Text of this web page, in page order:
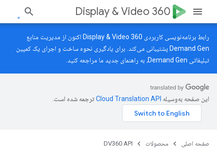
Display & Video 360
رابط برنامه‌نویسی کاربردی Display & Video 360 اکنون از مدیریت منابع
Demand Gen پشتیبانی می‌کند. برای یادگیری نحوه ساخت و اجرای یک کمپین
تبلیغاتی Demand Gen، به
راهنمای جدید ما مراجعه کنید.
این صفحه به‌وسیله ترجمه شده است.
صفحه اصلی محصولات DV360 API